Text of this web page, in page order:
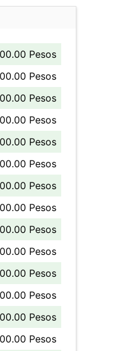
Pesos
Pesos
Pesos
Pesos
Pesos
Pesos
Pesos
Pesos
Pesos
Pesos
Pesos
Pesos
Pesos
Pesos